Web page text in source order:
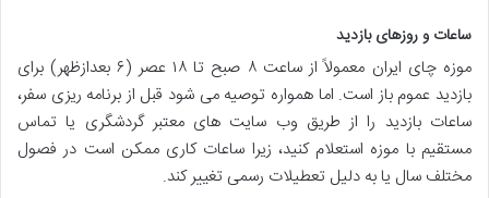
ساعات و روزهای بازدید
موزه چای ایران معمولاً از ساعت ۸ صبح تا ۱۸ عصر (۶ بعدازظهر) برای
بازدید عموم باز است. اما همواره توصیه می شود قبل از برنامه ریزی سفر،
ساعات بازدید را از طریق وب سایت های معتبر گردشگری یا تماس
مستقیم با موزه استعلام کنید، زیرا ساعات کاری ممکن است در فصول
مختلف سال یا به دلیل تعطیلات رسمی تغییر کند.